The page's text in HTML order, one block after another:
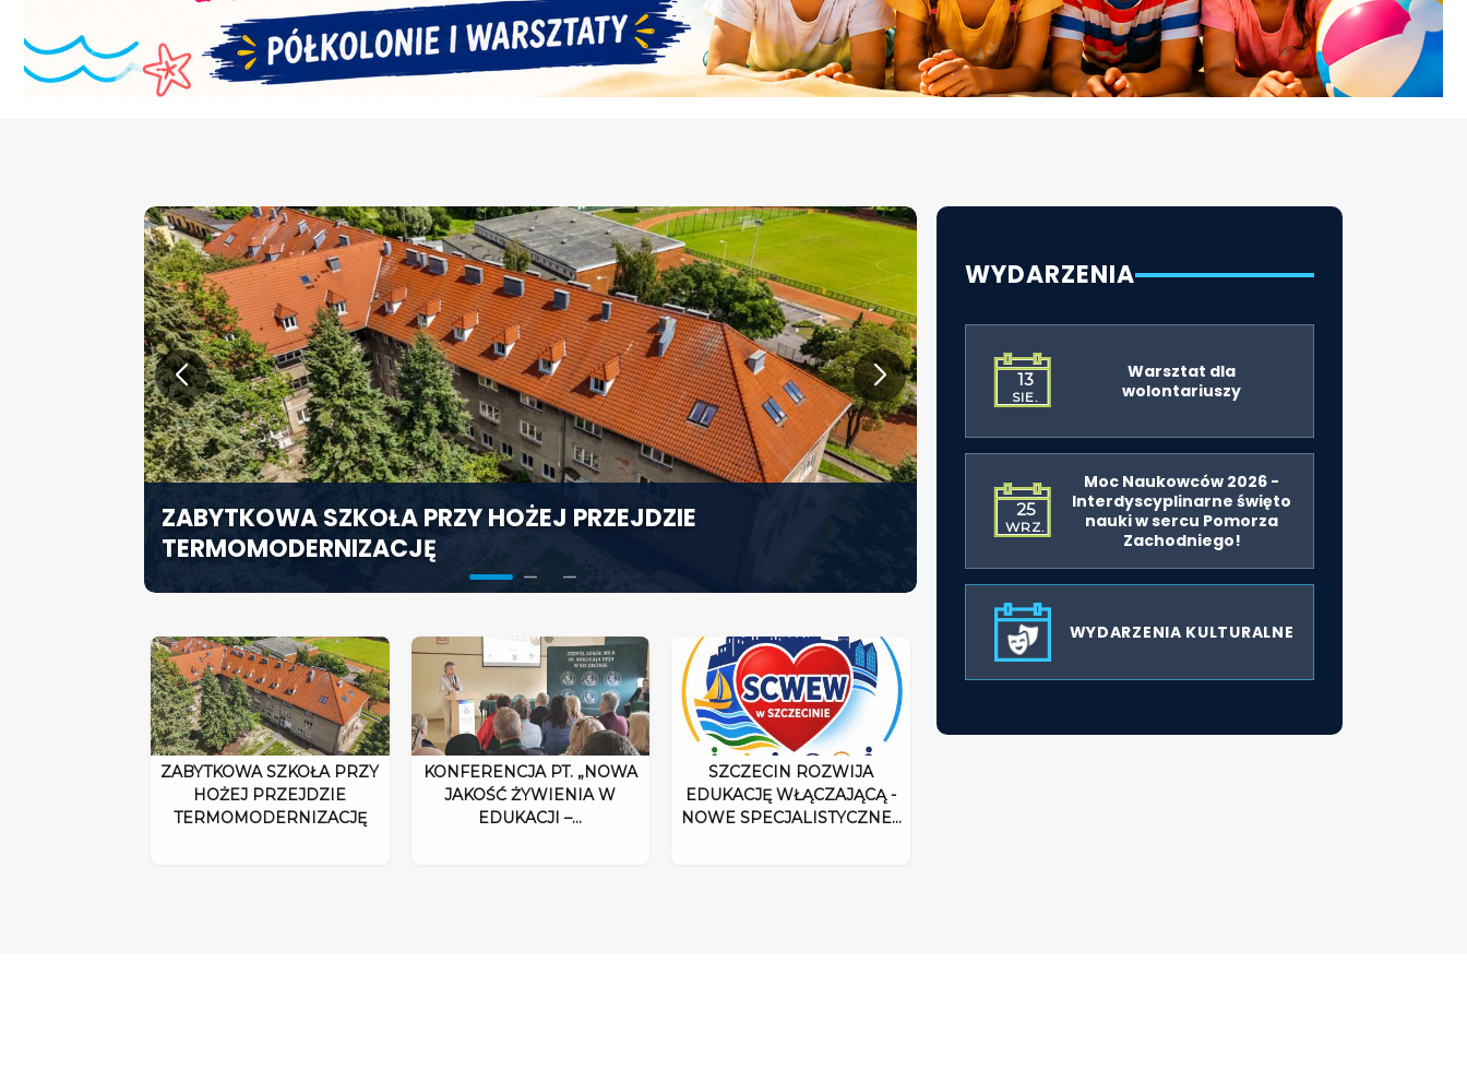
ZABYTKOWA SZKOŁA PRZY HOŻEJ PRZEJDZIE
TERMOMODERNIZACJĘ
KONFERENCJA PT. „NOWA JAKOŚĆ ŻYWIENIA W EDUKACJI –
ODPOWIEDZIALNOŚĆ DYREKTORA W ŚWIETLE
ROZPORZĄDZENIA 2026”
SZCZECIN ROZWIJA EDUKACJĘ WŁĄCZAJĄCĄ - NOWE
SPECJALISTYCZNE CENTRUM ROZPOCZYNA DZIAŁALNOŚĆ
ZABYTKOWA SZKOŁA PRZY
HOŻEJ PRZEJDZIE
TERMOMODERNIZACJĘ
KONFERENCJA PT. „NOWA
JAKOŚĆ ŻYWIENIA W
EDUKACJI –…
SZCZECIN ROZWIJA
EDUKACJĘ WŁĄCZAJĄCĄ -
NOWE SPECJALISTYCZNE…
WYDARZENIA
13
SIE.
Warsztat dla
wolontariuszy
25
WRZ.
Moc Naukowców 2026 -
Interdyscyplinarne święto
nauki w sercu Pomorza
Zachodniego!
WYDARZENIA KULTURALNE